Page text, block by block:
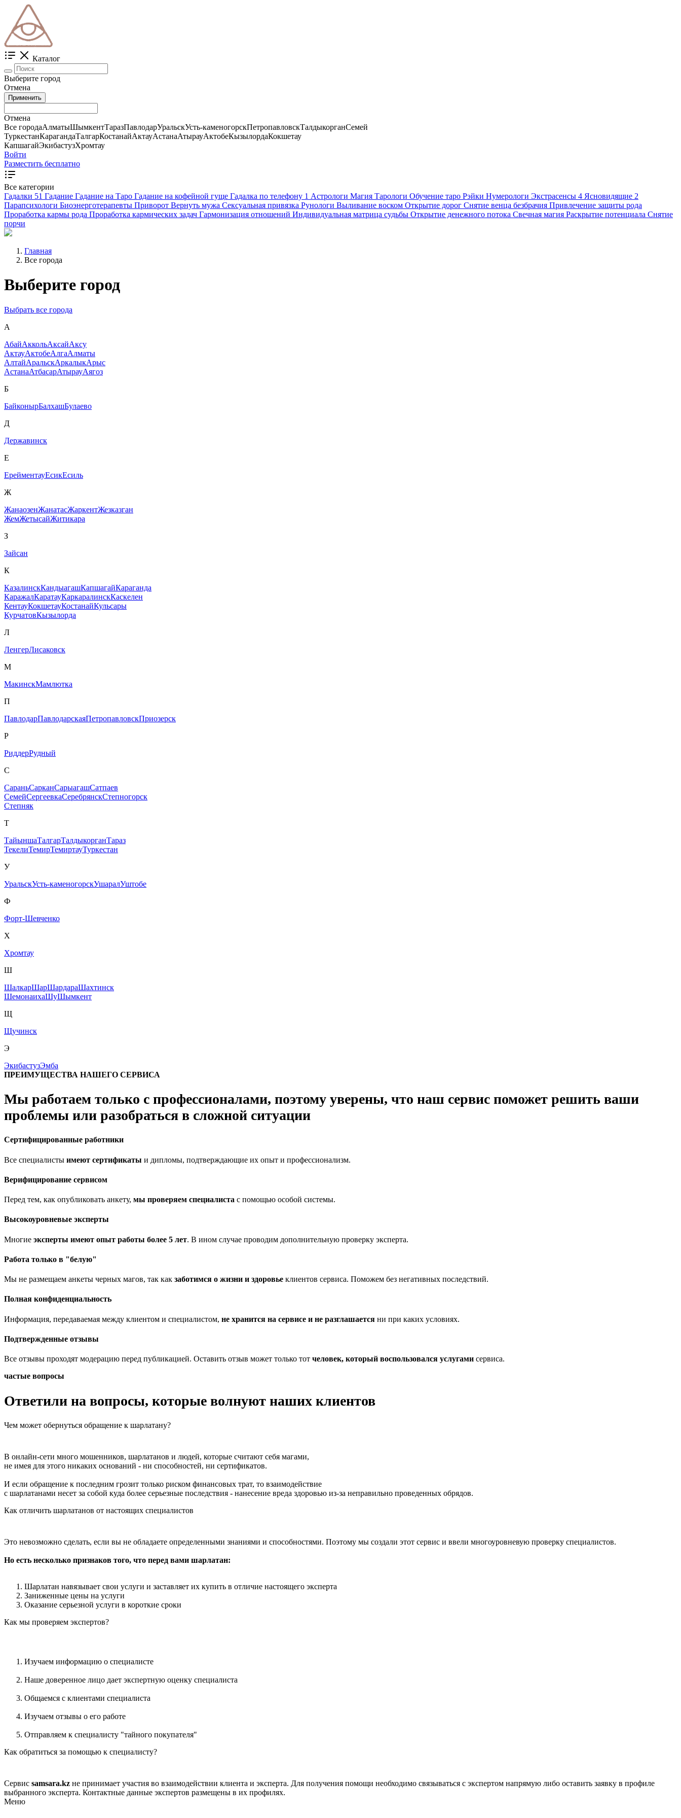
Каталог
Выберите город
Отмена
Применить
Отмена
Все городаАлматыШымкентТаразПавлодарУральскУсть-каменогорскПетропавловскТалдыкорганСемей
ТуркестанКарагандаТалгарКостанайАктауАстанаАтырауАктобеКызылордаКокшетау
КапшагайЭкибастузХромтау
Войти
Разместить бесплатно
Все категории
Гадалки 51 Гадание Гадание на Таро Гадание на кофейной гуще Гадалка по телефону 1 Астрологи Магия Тарологи Обучение таро Рэйки Нумерологи Экстрасенсы 4 Ясновидящие 2
Парапсихологи Биоэнерготерапевты Приворот Вернуть мужа Сексуальная привязка Рунологи Выливание воском Открытие дорог Снятие венца безбрачия Привлечение защиты рода
Проработка кармы рода Проработка кармических задач Гармонизация отношений Индивидуальная матрица судьбы Открытие денежного потока Свечная магия Раскрытие потенциала Снятие
порчи
Главная
Все города
Выберите город
Выбрать все города
А
АбайАккольАксайАксу
АктауАктобеАлгаАлматы
АлтайАральскАркалыкАрыс
АстанаАтбасарАтырауАягоз
Б
БайконырБалхашБулаево
Д
Державинск
Е
ЕрейментауЕсикЕсиль
Ж
ЖанаозенЖанатасЖаркентЖезказган
ЖемЖетысайЖитикара
З
Зайсан
К
КазалинскКандыагашКапшагайКараганда
КаражалКаратауКаркаралинскКаскелен
КентауКокшетауКостанайКульсары
КурчатовКызылорда
Л
ЛенгерЛисаковск
М
МакинскМамлютка
П
ПавлодарПавлодарскаяПетропавловскПриозерск
Р
РиддерРудный
С
СараньСарканСарыагашСатпаев
СемейСергеевкаСеребрянскСтепногорск
Степняк
Т
ТайыншаТалгарТалдыкорганТараз
ТекелиТемирТемиртауТуркестан
У
УральскУсть-каменогорскУшаралУштобе
Ф
Форт-Шевченко
Х
Хромтау
Ш
ШалкарШарШардараШахтинск
ШемонаихаШуШымкент
Щ
Щучинск
Э
ЭкибастузЭмба
ПРЕИМУЩЕСТВА НАШЕГО СЕРВИСА
Мы работаем только с профессионалами, поэтому уверены, что наш сервис поможет решить ваши
проблемы или разобраться в сложной ситуации
Сертифицированные работники
Все специалисты имеют сертификаты и дипломы, подтверждающие их опыт и профессионализм.
Верифицирование сервисом
Перед тем, как опубликовать анкету, мы проверяем специалиста с помощью особой системы.
Высокоуровневые эксперты
Многие эксперты имеют опыт работы более 5 лет. В ином случае проводим дополнительную проверку эксперта.
Работа только в "белую"
Мы не размещаем анкеты черных магов, так как заботимся о жизни и здоровье клиентов сервиса. Поможем без негативных последствий.
Полная конфиденциальность
Информация, передаваемая между клиентом и специалистом, не хранится на сервисе и не разглашается ни при каких условиях.
Подтвержденные отзывы
Все отзывы проходят модерацию перед публикацией. Оставить отзыв может только тот человек, который воспользовался услугами сервиса.
частые вопросы
Ответили на вопросы, которые волнуют наших клиентов
Чем может обернуться обращение к шарлатану?
В онлайн-сети много мошенников, шарлатанов и людей, которые считают себя магами,
не имея для этого никаких оснований - ни способностей, ни сертификатов.
И если обращение к последним грозит только риском финансовых трат, то взаимодействие
с шарлатанами несет за собой куда более серьезные последствия - нанесение вреда здоровью из-за неправильно проведенных обрядов.
Как отличить шарлатанов от настоящих специалистов
Это невозможно сделать, если вы не обладаете определенными знаниями и способностями. Поэтому мы создали этот сервис и ввели многоуровневую проверку специалистов.
Но есть несколько признаков того, что перед вами шарлатан:
Шарлатан навязывает свои услуги и заставляет их купить в отличие настоящего эксперта
Заниженные цены на услуги
Оказание серьезной услуги в короткие сроки
Как мы проверяем экспертов?
Изучаем информацию о специалисте
Наше доверенное лицо дает экспертную оценку специалиста
Общаемся с клиентами специалиста
Изучаем отзывы о его работе
Отправляем к специалисту "тайного покупателя"
Как обратиться за помощью к специалисту?
Сервис samsara.kz не принимает участия во взаимодействии клиента и эксперта. Для получения помощи необходимо связываться с экспертом напрямую либо оставить заявку в профиле
выбранного эксперта. Контактные данные экспертов размещены в их профилях.
Меню